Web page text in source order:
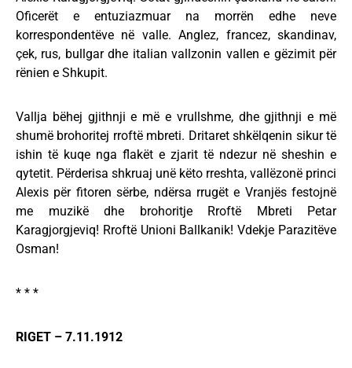
Oficerët e entuziazmuar na morrën edhe neve
korrespondentëve në valle. Anglez, francez, skandinav,
çek, rus, bullgar dhe italian vallzonin vallen e gëzimit për
rënien e Shkupit.
Vallja bëhej gjithnji e më e vrullshme, dhe gjithnji e më
shumë brohoritej rroftë mbreti. Dritaret shkëlqenin sikur të
ishin të kuqe nga flakët e zjarit të ndezur në sheshin e
qytetit. Përderisa shkruaj unë këto rreshta, vallëzonë princi
Alexis për fitoren sërbe, ndërsa rrugët e Vranjës festojnë
me muzikë dhe brohoritje Rroftë Mbreti Petar
Karagjorgjeviq! Rroftë Unioni Ballkanik! Vdekje Parazitëve
Osman!
* * *
RIGET – 7.11.1912